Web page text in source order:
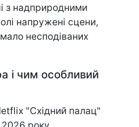
з надприродними
напружені сцени,
несподіваних
і чим особливий
"Східний палац"